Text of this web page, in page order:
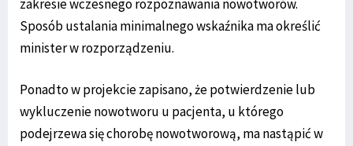
zakresie wczesnego rozpoznawania nowotworów.
Sposób ustalania minimalnego wskaźnika ma określić
minister w rozporządzeniu.
Ponadto w projekcie zapisano, że potwierdzenie lub
wykluczenie nowotworu u pacjenta, u którego
podejrzewa się chorobę nowotworową, ma nastąpić w